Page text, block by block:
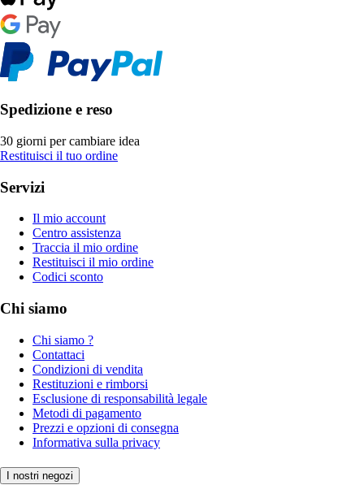
Spedizione e reso
30 giorni per cambiare idea
Restituisci il tuo ordine
Servizi
Il mio account
Centro assistenza
Traccia il mio ordine
Restituisci il mio ordine
Codici sconto
Chi siamo
Chi siamo ?
Contattaci
Condizioni di vendita
Restituzioni e rimborsi
Esclusione di responsabilità legale
Metodi di pagamento
Prezzi e opzioni di consegna
Informativa sulla privacy
I nostri negozi